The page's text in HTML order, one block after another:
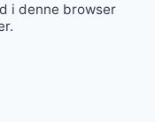
i denne browser